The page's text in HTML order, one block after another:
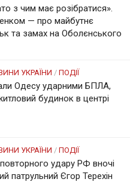
з чим має розібратися».
— про майбутнє
та замах на Оболєнського
УКРАЇНИ / ПОДІЇ
Одесу ударними БПЛА,
будинок в центрі
УКРАЇНИ / ПОДІЇ
удару РФ вночі
патрульний Єгор Терехін